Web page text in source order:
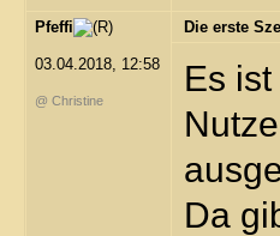
Pfeffi
03.04.2018, 12:58
@ Christine
Die erste
Es
Da